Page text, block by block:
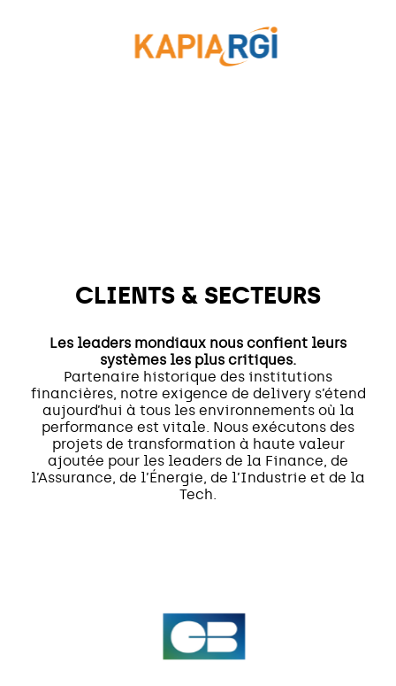
CLIENTS & SECTEURS
Les leaders mondiaux nous confient leurs
systèmes les plus critiques.
Partenaire historique des institutions
financières, notre exigence de delivery s’étend
aujourd’hui à tous les environnements où la
performance est vitale. Nous exécutons des
projets de transformation à haute valeur
ajoutée pour les leaders de la Finance, de
l’Assurance, de l’Énergie, de l’Industrie et de la
Tech.